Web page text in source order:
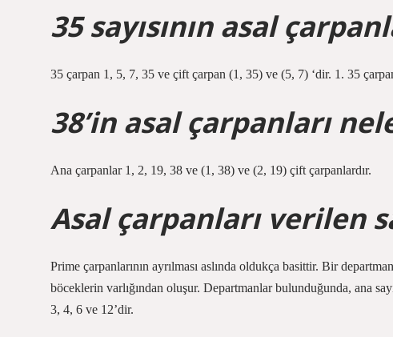
35 sayısının asal
35 çarpan 1, 5, 7, 35 ve çift çarpan (1, 35) ve (5, 7) ‘dir. 1. 35
38’in asal çarpanları
Ana çarpanlar 1, 2, 19, 38 ve (1, 38) ve (2, 19) çift çarpanlardır.
Asal çarpanları verilen
Prime çarpanlarının ayrılması aslında oldukça basittir. Bir
böceklerin varlığından oluşur. Departmanlar bulunduğunda, ana
3, 4, 6 ve 12’dir.